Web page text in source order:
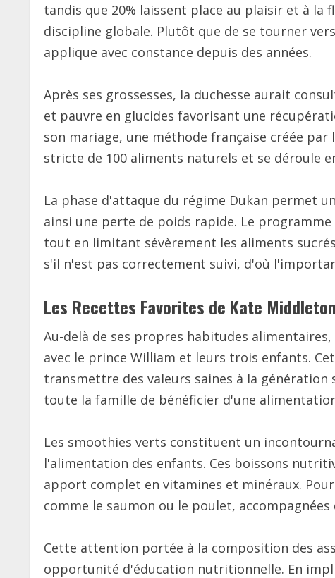
tandis que 20% laissent place au plaisir et à
discipline globale. Plutôt que de se tourner
applique avec constance depuis des années.
Après ses grossesses, la duchesse aurait
et pauvre en glucides favorisant une
son mariage, une méthode française créée par
stricte de 100 aliments naturels et se déroule
La phase d'attaque du régime Dukan permet
ainsi une perte de poids rapide. Le
tout en limitant sévèrement les aliments
s'il n'est pas correctement suivi, d'où
Les Recettes Favorites de Kate
Au-delà de ses propres habitudes
avec le prince William et leurs trois enfants.
transmettre des valeurs saines à la
toute la famille de bénéficier d'une
Les smoothies verts constituent un
l'alimentation des enfants. Ces boissons
apport complet en vitamines et minéraux.
comme le saumon ou le poulet,
Cette attention portée à la composition des
opportunité d'éducation nutritionnelle. En